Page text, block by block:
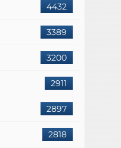
4432
3389
3200
2911
2897
2818